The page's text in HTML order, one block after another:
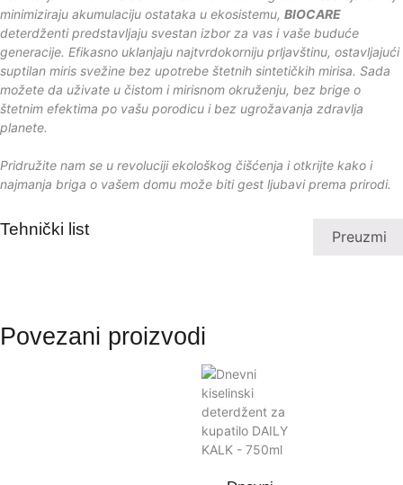
minimiziraju akumulaciju ostataka u ekosistemu, BIOCARE
deterdženti predstavljaju svestan izbor za vas i vaše buduće
generacije. Efikasno uklanjaju najtvrdokorniju prljavštinu, ostavljajući
suptilan miris svežine bez upotrebe štetnih sintetičkih mirisa. Sada
možete da uživate u čistom i mirisnom okruženju, bez brige o
štetnim efektima po vašu porodicu i bez ugrožavanja zdravlja
planete.
Pridružite nam se u revoluciji ekološkog čišćenja i otkrijte kako i
najmanja briga o vašem domu može biti gest ljubavi prema prirodi.
Tehnički list Preuzmi
Povezani proizvodi